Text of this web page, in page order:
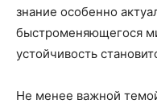
знание особенно
быстроменяющегося
устойчивость
Не менее важной